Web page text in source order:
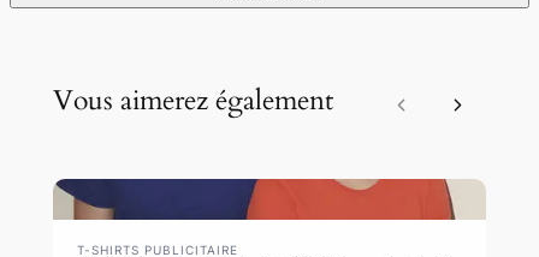
Vous aimerez également
PreviousNext
T-SHIRTS PUBLICITAIRE